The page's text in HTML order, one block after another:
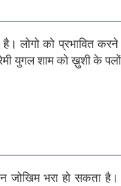
है। लोगो को प्रभावित
युगल शाम को ख़ुशी के
जोखिम भरा हो सकता